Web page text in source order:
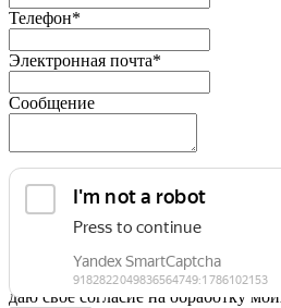
Телефон*
Электронная почта*
Сообщение
Я принимаю условияПолитики
даю свое согласие на обработку